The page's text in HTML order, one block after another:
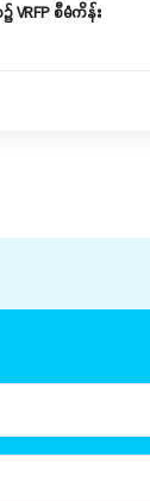
‌VRFP စီမံကိန်း